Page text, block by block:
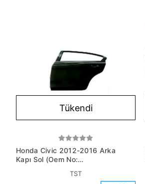
Tükendi
Honda Civic 2012-2016 Arka
Kapı Sol (Oem No:
TST